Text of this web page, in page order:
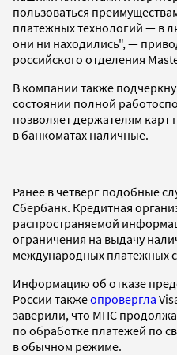
пользоваться
платежных технологий — в
они ни находились", —
российского отделения
В компании также
состоянии полной
позволяет держателям
в банкоматах наличные.
Ранее в четверг подобные
Сбербанк. Кредитная
распространяемой
ограничения на выдачу
международных платежных
Информацию об отказе
России такжеопровергла
заверили, что МПС
по обработке платежей по
в обычном режиме.